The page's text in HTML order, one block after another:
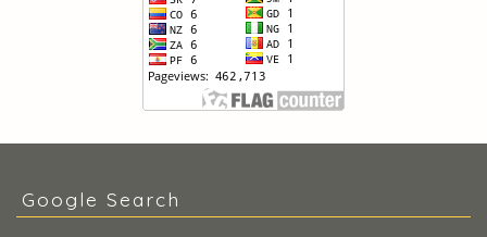
Google Search